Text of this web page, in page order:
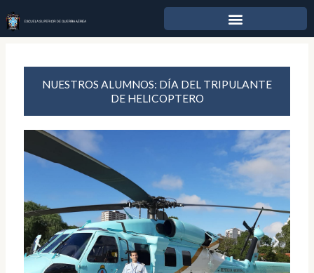
al
NUESTROS ALUMNOS: DÍA DEL TRIPULANTE
DE HELICOPTERO